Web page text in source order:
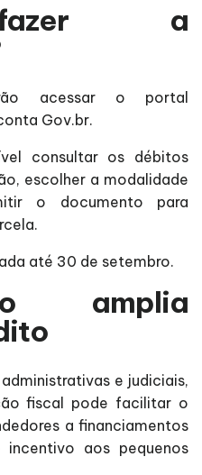
a
acessar o portal
Gov.br.
consultar os débitos
escolher a modalidade
o documento para
até 30 de setembro.
amplia
e judiciais,
fiscal pode facilitar o
a financiamentos
aos pequenos